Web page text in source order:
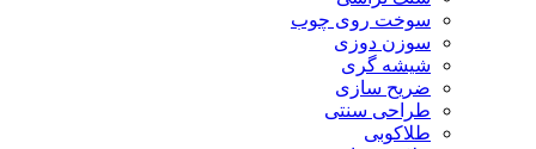
سوخت روی چوب
سوزن دوزی
شیشه گری
ضریح سازی
طراحی سنتی
طلاکوبی